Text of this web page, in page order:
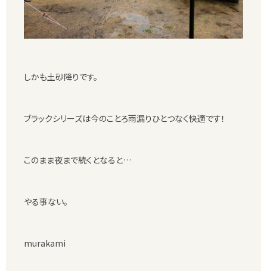
しかも土砂降りです。
ブラックシリーズは今のことろ雨漏りひとつなく快適です！
このまま夜まで続くとなると…
やる事ない。
murakami